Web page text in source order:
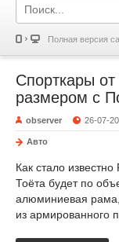
Полная версия
Спорткары
размером с
observer 26-07-
Авто
Как стало
Тоёта будет по
алюминиевая рама,
из армированного